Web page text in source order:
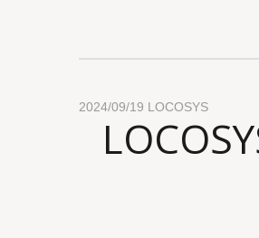
2024/09/19 LOCOSYS